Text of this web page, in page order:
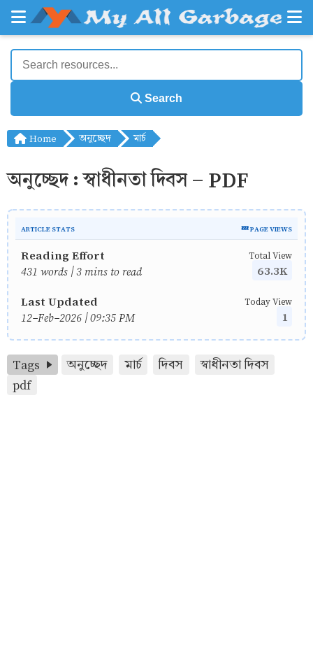
Search
Home অনুচ্ছেদ মার্চ
অনুচ্ছেদ : স্বাধীনতা দিবস - PDF
ARTICLE STATS 💤 PAGE VIEWS
Reading Effort
431 words | 3 mins to read
Total View
63.3K
Last Updated
12-Feb-2026 | 09:35 PM
Today View
1
Tags অনুচ্ছেদ মার্চ দিবস
স্বাধীনতা দিবস
pdf